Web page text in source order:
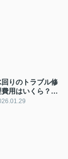
回りのトラブル修
費用はいくら？費
相場と依頼時の注